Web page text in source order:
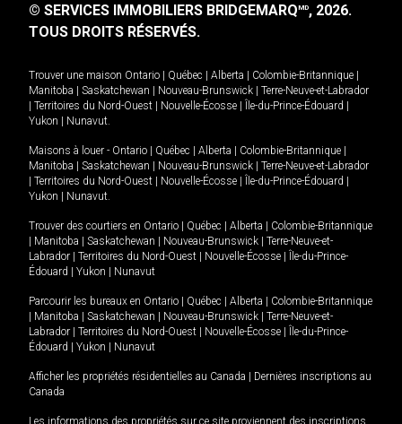
© SERVICES IMMOBILIERS BRIDGEMARQMD, 2026.
TOUS DROITS RÉSERVÉS.
Trouver une maison Ontario Québec Alberta Colombie-Britannique
Manitoba
Saskatchewan Nouveau-Brunswick
Terre-Neuve-et-Labrador
Territoires du Nord-Ouest Nouvelle-Écosse Île-du-Prince-Édouard
Yukon
Nunavut.
Maisons à louer - Ontario Québec Alberta Colombie-Britannique
Manitoba
Saskatchewan Nouveau-Brunswick
Terre-Neuve-et-Labrador
Territoires du Nord-Ouest Nouvelle-Écosse Île-du-Prince-Édouard
Yukon
Nunavut.
Trouver des courtiers en Ontario Québec Alberta
Colombie-Britannique
Manitoba Saskatchewan Nouveau-Brunswick
Terre-Neuve-et-
Labrador
Territoires du Nord-Ouest Nouvelle-Écosse
Île-du-Prince-
Édouard
Yukon Nunavut
Parcourir les bureaux en Ontario Québec Alberta
Colombie-Britannique
Manitoba Saskatchewan Nouveau-Brunswick
Terre-Neuve-et-
Labrador
Territoires du Nord-Ouest Nouvelle-Écosse
Île-du-Prince-
Édouard
Yukon Nunavut
Afficher les propriétés résidentielles au Canada
Dernières inscriptions au
Canada